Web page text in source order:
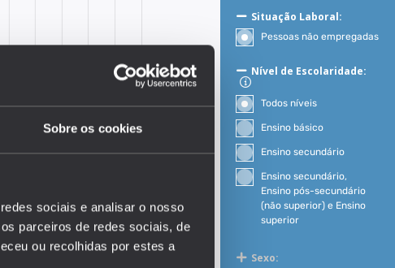
Sobre os cookies
sociais e analisar o nosso
parceiros de redes sociais, de
ou recolhidas por estes a
Situação Laboral:
Pessoas não empregadas
Nível de Escolaridade:
Todos níveis
Ensino básico
Ensino secundário
Ensino secundário,
Ensino pós-secundário
(não superior) e Ensino
superior
Sexo: